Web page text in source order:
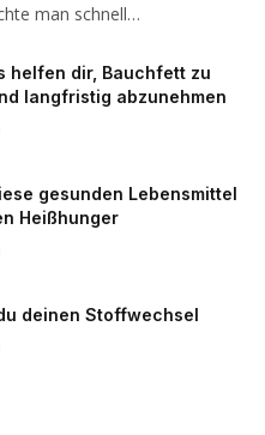
man schnell…
helfen dir, Bauchfett zu
langfristig abzunehmen
gesunden Lebensmittel
Heißhunger
deinen Stoffwechsel